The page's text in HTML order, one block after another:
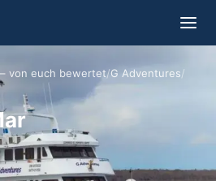
von euch bewertet/G Adventures/